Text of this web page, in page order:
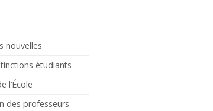
nouvelles
étudiants
l’École
des professeurs